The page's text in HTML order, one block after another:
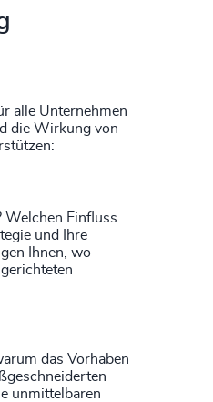
alle Unternehmen
die Wirkung von
Welchen Einfluss
und Ihre
Ihnen, wo
das Vorhaben
unmittelbaren